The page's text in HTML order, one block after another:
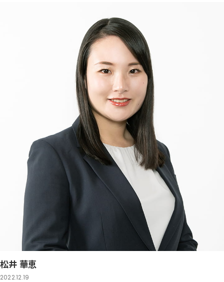
松井 華恵
2022.12.19